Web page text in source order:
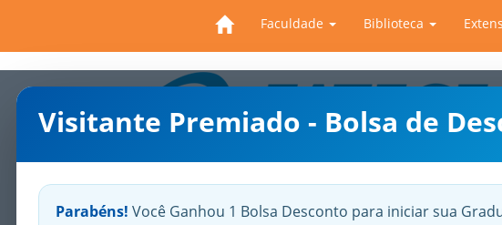
Faculdade Biblioteca
Visitante Premiado - Bolsa de
Parabéns! Você Ganhou 1 Bolsa Desconto para iniciar sua
Previous